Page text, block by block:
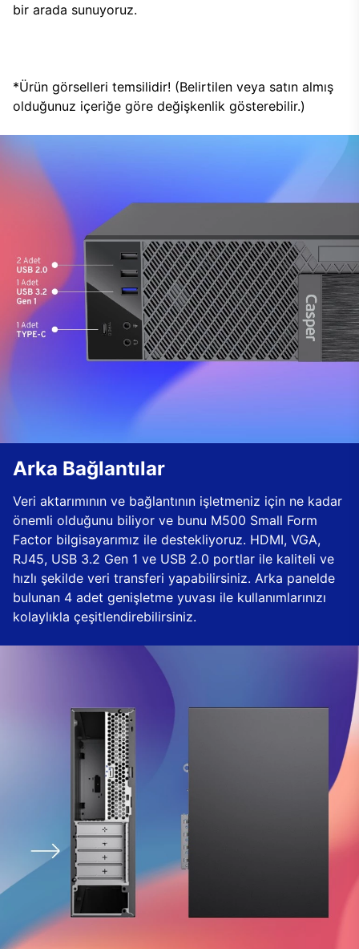
bir arada sunuyoruz.
*Ürün görselleri temsilidir! (Belirtilen veya satın almış
olduğunuz içeriğe göre değişkenlik gösterebilir.)
Arka Bağlantılar
Veri aktarımının ve bağlantının işletmeniz için ne kadar
önemli olduğunu biliyor ve bunu M500 Small Form
Factor bilgisayarımız ile destekliyoruz. HDMI, VGA,
RJ45, USB 3.2 Gen 1 ve USB 2.0 portlar ile kaliteli ve
hızlı şekilde veri transferi yapabilirsiniz. Arka panelde
bulunan 4 adet genişletme yuvası ile kullanımlarınızı
kolaylıkla çeşitlendirebilirsiniz.